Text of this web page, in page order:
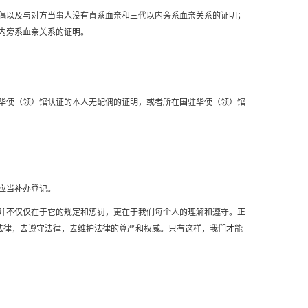
及与对方当事人没有直系血亲和三代以内旁系血亲关系的证明；
系血亲关系的证明。
使（领）馆认证的本人无配偶的证明，或者所在国驻华使（领）馆
补办登记。
仅仅在于它的规定和惩罚，更在于我们每个人的理解和遵守。正
，去遵守法律，去维护法律的尊严和权威。只有这样，我们才能